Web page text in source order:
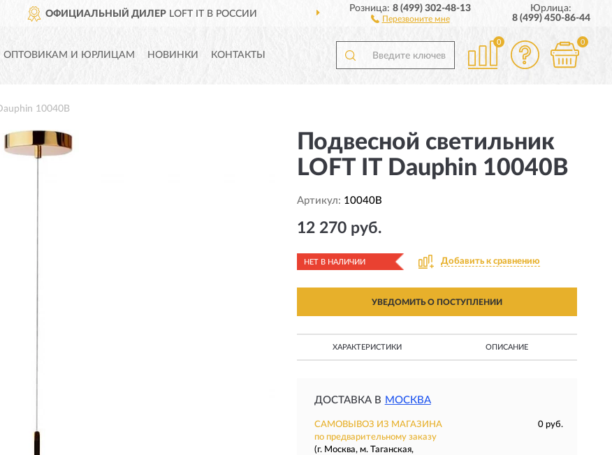
ДИЛЕРLOFT IT В РОССИИ ДОСТАВИМ ПО ВСЕЙ РОССИИ
Розница:8 (499) 302-48-13
Перезвоните мне
Юрлица:
8 (499) 450-86-44
ОПТОВИКАМ И ЮРЛИЦАМ НОВИНКИ КОНТАКТЫ
0 0
10040B
Подвесной светильник
LOFT IT Dauphin 10040B
Артикул: 10040B
12 270 руб.
НЕТ В НАЛИЧИИ Добавить к сравнению
УВЕДОМИТЬ О ПОСТУПЛЕНИИ
ХАРАКТЕРИСТИКИ ОПИСАНИЕ
ДОСТАВКА В МОСКВА
САМОВЫВОЗ ИЗ МАГАЗИНА
0 руб.
по предварительному заказу
(г. Москва, м. Таганская,